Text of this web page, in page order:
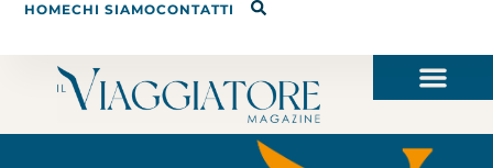
HOMECHI SIAMOCONTATTI